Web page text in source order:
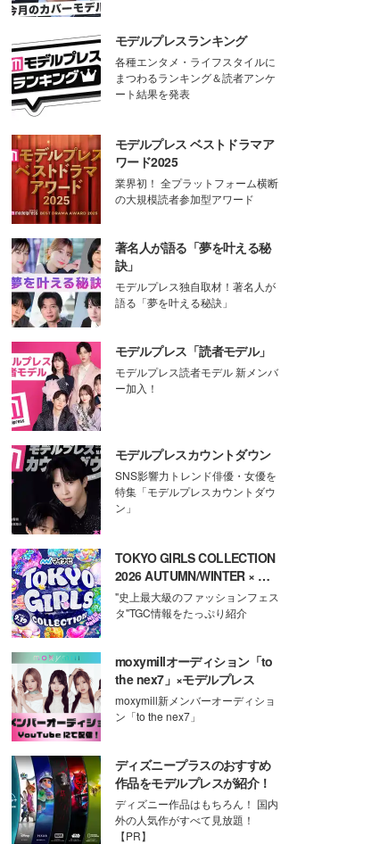
モデルプレスランキング
各種エンタメ・ライフスタイルに
まつわるランキング＆読者アンケ
ート結果を発表
モデルプレス ベストドラマア
ワード2025
業界初！ 全プラットフォーム横断
の大規模読者参加型アワード
著名人が語る「夢を叶える秘
訣」
モデルプレス独自取材！著名人が
語る「夢を叶える秘訣」
モデルプレス「読者モデル」
モデルプレス読者モデル 新メンバ
ー加入！
モデルプレスカウントダウン
SNS影響力トレンド俳優・女優を
特集「モデルプレスカウントダウ
ン」
TOKYO GIRLS COLLECTION
2026 AUTUMN/WINTER × モ
デルプレス
"史上最大級のファッションフェス
タ"TGC情報をたっぷり紹介
moxymillオーディション「to
the nex7」×モデルプレス
moxymill新メンバーオーディショ
ン「to the nex7」
ディズニープラスのおすすめ
作品をモデルプレスが紹介！
ディズニー作品はもちろん！ 国内
外の人気作がすべて見放題！
【PR】